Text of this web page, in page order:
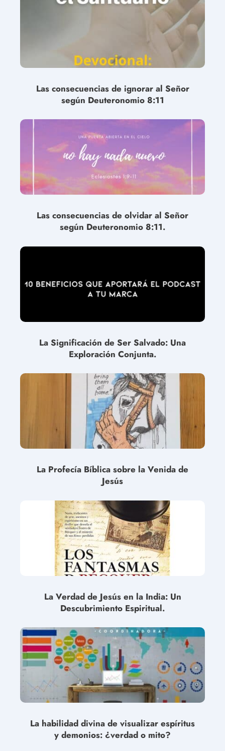
Las consecuencias de ignorar al Señor
según Deuteronomio 8:11
Las consecuencias de olvidar al Señor
según Deuteronomio 8:11.
La Significación de Ser Salvado: Una
Exploración Conjunta.
La Profecía Bíblica sobre la Venida de
Jesús
La Verdad de Jesús en la India: Un
Descubrimiento Espiritual.
La habilidad divina de visualizar espíritus
y demonios: ¿verdad o mito?